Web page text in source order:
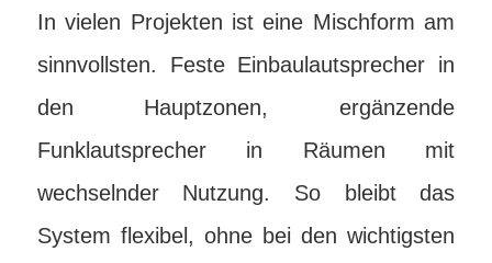
In vielen Projekten ist eine Mischform am
sinnvollsten. Feste Einbaulautsprecher in
den Hauptzonen, ergänzende
Funklautsprecher in Räumen mit
wechselnder Nutzung. So bleibt das
System flexibel, ohne bei den wichtigsten